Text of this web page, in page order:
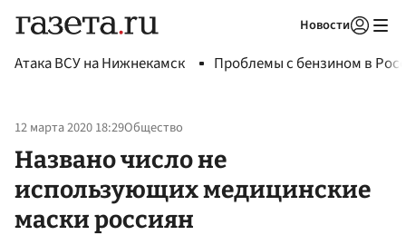
Новости
Атака ВСУ на Нижнекамск Проблемы с бензином в
12 марта 2020 18:29Общество
Названо число не
использующих медицинские
маски россиян